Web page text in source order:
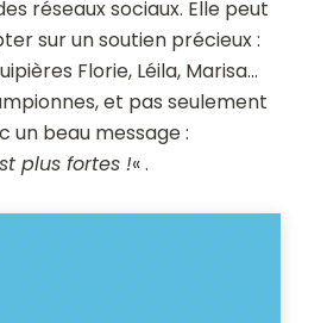
réseaux sociaux. Elle peut
sur un soutien précieux :
Florie, Léila, Marisa…
et pas seulement
un beau message :
plus fortes !« .